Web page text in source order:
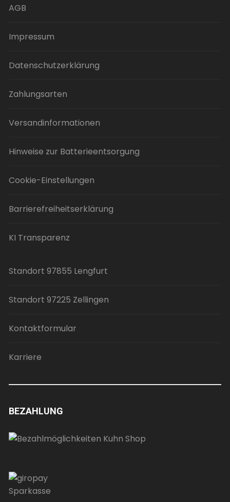
AGB
Impressum
Datenschutzerklärung
Zahlungsarten
Versandinformationen
Hinweise zur Batterieentsorgung
Cookie-Einstellungen
Barrierefreiheitserklärung
KI Transparenz
Standort 97855 Lengfurt
Standort 97225 Zellingen
Kontaktformular
Karriere
BEZAHLUNG